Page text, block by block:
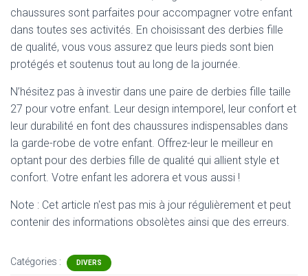
chaussures sont parfaites pour accompagner votre enfant
dans toutes ses activités. En choisissant des derbies fille
de qualité, vous vous assurez que leurs pieds sont bien
protégés et soutenus tout au long de la journée.
N’hésitez pas à investir dans une paire de derbies fille taille
27 pour votre enfant. Leur design intemporel, leur confort et
leur durabilité en font des chaussures indispensables dans
la garde-robe de votre enfant. Offrez-leur le meilleur en
optant pour des derbies fille de qualité qui allient style et
confort. Votre enfant les adorera et vous aussi !
Note : Cet article n'est pas mis à jour régulièrement et peut
contenir des informations obsolètes ainsi que des erreurs.
Catégories : DIVERS